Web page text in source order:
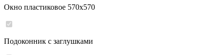
Окно пластиковое 570x570
Подоконник с заглушками